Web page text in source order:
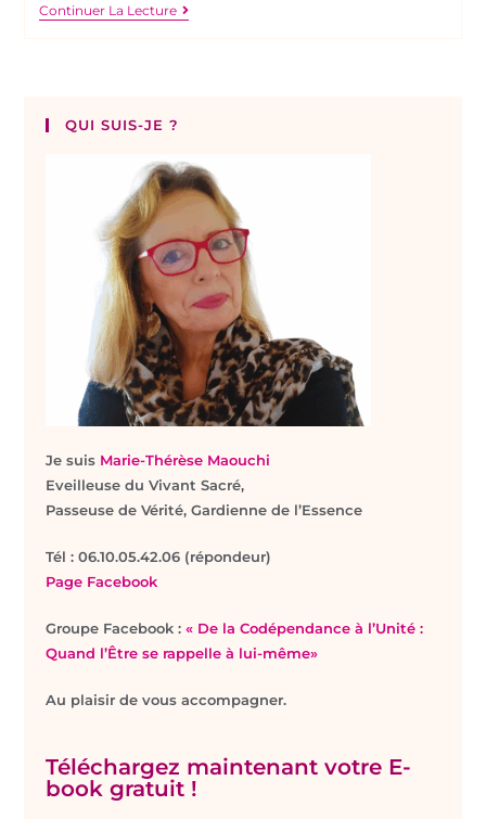
Continuer La Lecture
QUI SUIS-JE ?
Je suis Marie-Thérèse Maouchi
Eveilleuse du Vivant Sacré,
Passeuse de Vérité, Gardienne de l’Essence
Tél : 06.10.05.42.06 (répondeur)
Page Facebook
Groupe Facebook :« De la Codépendance à l’Unité :
Quand l’Être se rappelle à lui-même»
Au plaisir de vous accompagner.
Téléchargez maintenant votre E-
book gratuit !